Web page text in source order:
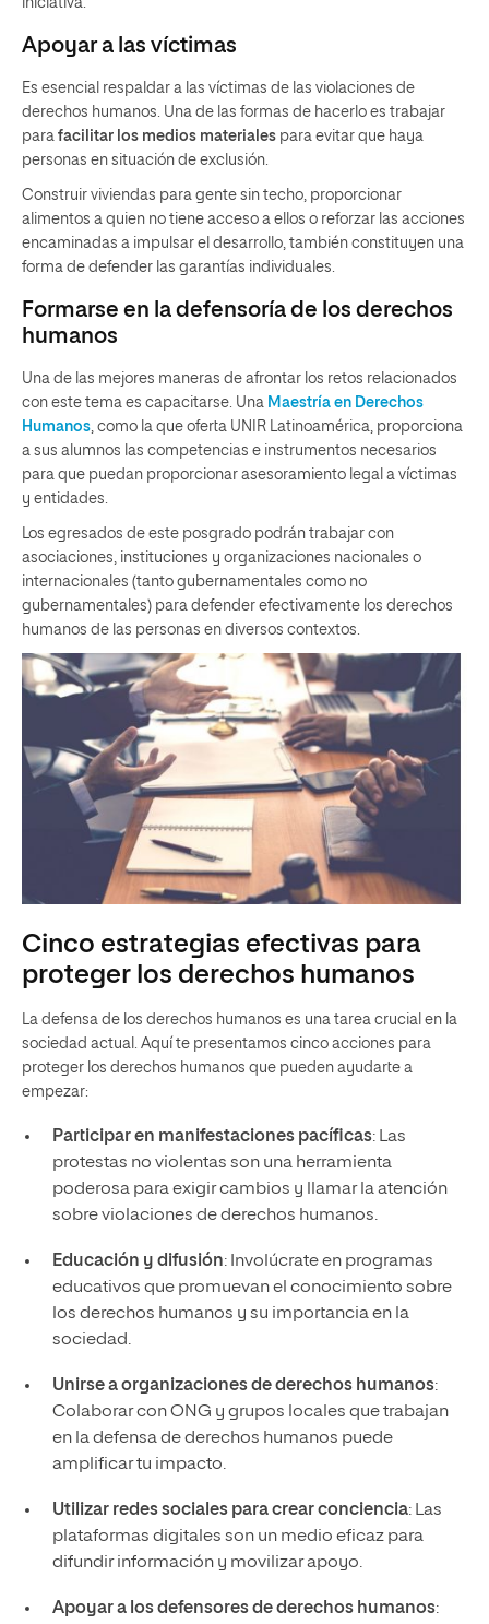
iniciativa.
Apoyar a las víctimas
Es esencial respaldar a las víctimas de las violaciones de
derechos humanos. Una de las formas de hacerlo es trabajar
para facilitar los medios materiales para evitar que haya
personas en situación de exclusión.
Construir viviendas para gente sin techo, proporcionar
alimentos a quien no tiene acceso a ellos o reforzar las acciones
encaminadas a impulsar el desarrollo, también constituyen una
forma de defender las garantías individuales.
Formarse en la defensoría de los derechos
humanos
Una de las mejores maneras de afrontar los retos relacionados
con este tema es capacitarse. Una Maestría en Derechos
Humanos, como la que oferta UNIR Latinoamérica, proporciona
a sus alumnos las competencias e instrumentos necesarios
para que puedan proporcionar asesoramiento legal a víctimas
y entidades.
Los egresados de este posgrado podrán trabajar con
asociaciones, instituciones y organizaciones nacionales o
internacionales (tanto gubernamentales como no
gubernamentales) para defender efectivamente los derechos
humanos de las personas en diversos contextos.
Cinco estrategias efectivas para
proteger los derechos humanos
La defensa de los derechos humanos es una tarea crucial en la
sociedad actual. Aquí te presentamos cinco acciones para
proteger los derechos humanos que pueden ayudarte a
empezar:
Participar en manifestaciones pacíficas: Las
protestas no violentas son una herramienta
poderosa para exigir cambios y llamar la atención
sobre violaciones de derechos humanos.
Educación y difusión: Involúcrate en programas
educativos que promuevan el conocimiento sobre
los derechos humanos y su importancia en la
sociedad.
Unirse a organizaciones de derechos humanos:
Colaborar con ONG y grupos locales que trabajan
en la defensa de derechos humanos puede
amplificar tu impacto.
Utilizar redes sociales para crear conciencia: Las
plataformas digitales son un medio eficaz para
difundir información y movilizar apoyo.
Apoyar a los defensores de derechos humanos: